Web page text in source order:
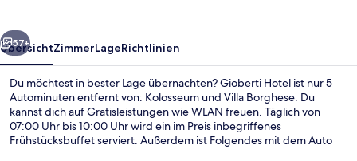
Weiter
57+
ÜbersichtZimmerLageRichtlinien
Du möchtest in bester Lage übernachten? Gioberti Hotel ist nur 5
Autominuten entfernt von: Kolosseum und Villa Borghese. Du
kannst dich auf Gratisleistungen wie WLAN freuen. Täglich von
07:00 Uhr bis 10:00 Uhr wird ein im Preis inbegriffenes
Frühstücksbuffet serviert. Außerdem ist Folgendes mit dem Auto